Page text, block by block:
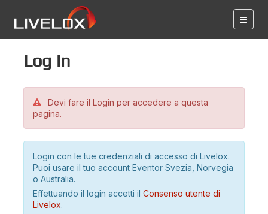
Log in
Devi fare il Login per accedere a questa
pagina.
Login con le tue credenziali di accesso di Livelox.
Puoi usare il tuo account Eventor Svezia, Norvegia
o Australia.
Effettuando il login accetti il Consenso utente di
Livelox.